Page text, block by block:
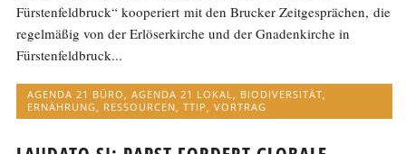
Fürstenfeldbruck“ kooperiert mit den Brucker Zeitgesprächen, die
regelmäßig von der Erlöserkirche und der Gnadenkirche in
Fürstenfeldbruck...
AGENDA 21 BÜRO ,AGENDA 21 LOKAL BIODIVERSITÄT
ERNÄHRUNG
RESSOURCEN ,TTIP ,VORTRAG